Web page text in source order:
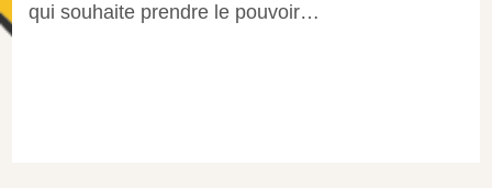
qui souhaite prendre le pouvoir…